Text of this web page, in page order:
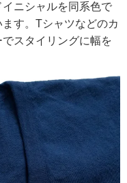
ニシャルを同系色で
す。Tシャツなどのカ
スタイリングに幅を